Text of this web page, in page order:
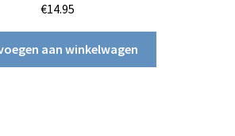
€14.95
aan winkelwagen